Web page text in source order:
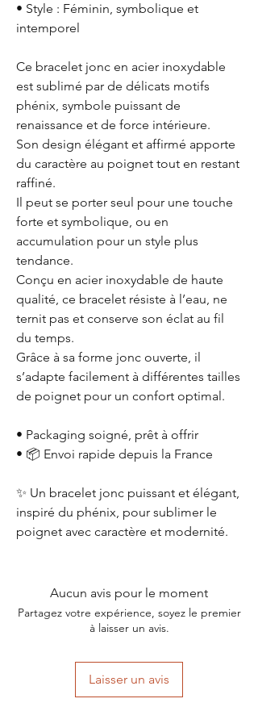
• Style : Féminin, symbolique et
intemporel
Ce bracelet jonc en acier inoxydable
est sublimé par de délicats motifs
phénix, symbole puissant de
renaissance et de force intérieure.
Son design élégant et affirmé apporte
du caractère au poignet tout en restant
raffiné.
Il peut se porter seul pour une touche
forte et symbolique, ou en
accumulation pour un style plus
tendance.
Conçu en acier inoxydable de haute
qualité, ce bracelet résiste à l’eau, ne
ternit pas et conserve son éclat au fil
du temps.
Grâce à sa forme jonc ouverte, il
s’adapte facilement à différentes tailles
de poignet pour un confort optimal.
• Packaging soigné, prêt à offrir
• 📦 Envoi rapide depuis la France
✨ Un bracelet jonc puissant et élégant,
inspiré du phénix, pour sublimer le
poignet avec caractère et modernité.
Aucun avis pour le moment
Partagez votre expérience, soyez le premier
à laisser un avis.
Laisser un avis